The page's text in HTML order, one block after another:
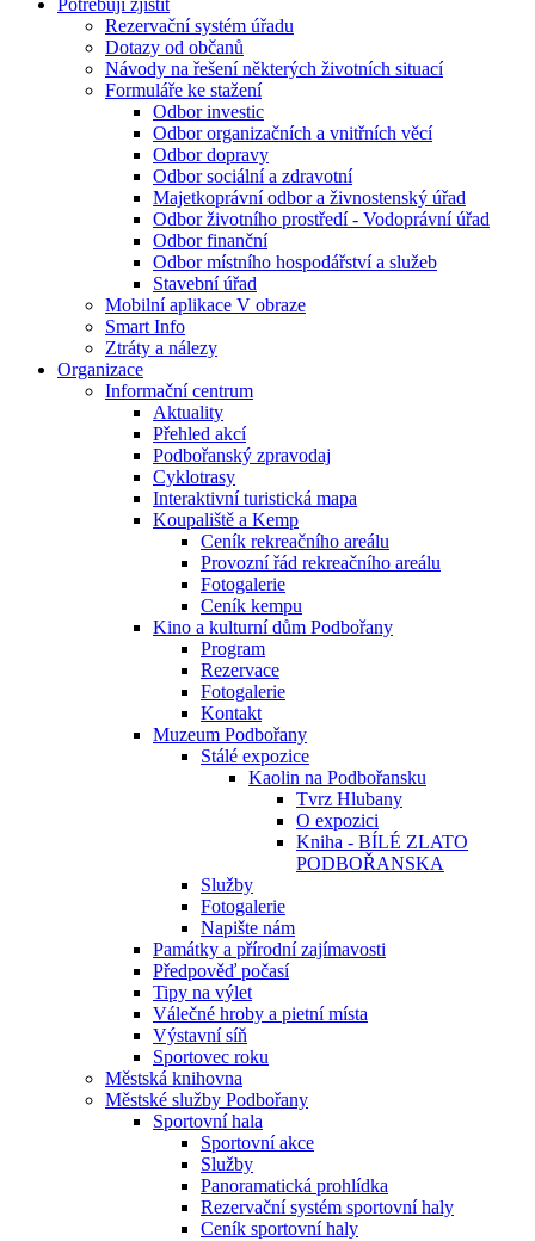
Potřebuji zjistit
Rezervační systém úřadu
Dotazy od občanů
Návody na řešení některých životních situací
Formuláře ke stažení
Odbor investic
Odbor organizačních a vnitřních věcí
Odbor dopravy
Odbor sociální a zdravotní
Majetkoprávní odbor a živnostenský úřad
Odbor životního prostředí - Vodoprávní úřad
Odbor finanční
Odbor místního hospodářství a služeb
Stavební úřad
Mobilní aplikace V obraze
Smart Info
Ztráty a nálezy
Organizace
Informační centrum
Aktuality
Přehled akcí
Podbořanský zpravodaj
Cyklotrasy
Interaktivní turistická mapa
Koupaliště a Kemp
Ceník rekreačního areálu
Provozní řád rekreačního areálu
Fotogalerie
Ceník kempu
Kino a kulturní dům Podbořany
Program
Rezervace
Fotogalerie
Kontakt
Muzeum Podbořany
Stálé expozice
Kaolin na Podbořansku
Tvrz Hlubany
O expozici
Kniha - BÍLÉ ZLATO
PODBOŘANSKA
Služby
Fotogalerie
Napište nám
Památky a přírodní zajímavosti
Předpověď počasí
Tipy na výlet
Válečné hroby a pietní místa
Výstavní síň
Sportovec roku
Městská knihovna
Městské služby Podbořany
Sportovní hala
Sportovní akce
Služby
Panoramatická prohlídka
Rezervační systém sportovní haly
Ceník sportovní haly